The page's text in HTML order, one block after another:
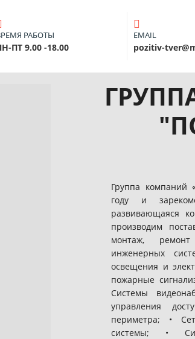
РАБОТЫ
ПТ 9.00 -18.00
EMAIL
pozitiv-
Группа компаний
году и
развивающаяся
производим
монтаж,
инженерных
освещения и
пожарные
Системы
управления
периметра; •
системы; •